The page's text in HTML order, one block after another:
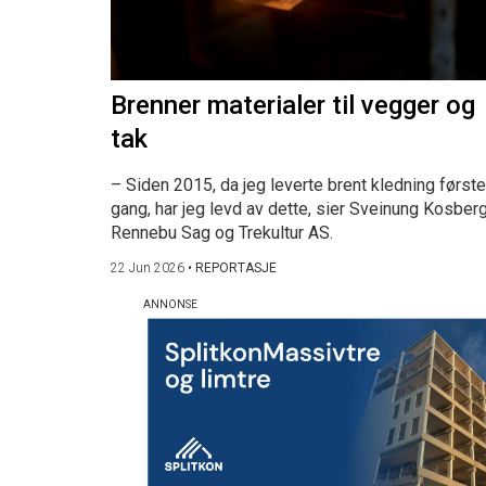
Brenner materialer til vegger og
tak
– Siden 2015, da jeg leverte brent kledning første
gang, har jeg levd av dette, sier Sveinung
Rennebu Sag og Trekultur AS.
22 Jun 2026 • REPORTASJE